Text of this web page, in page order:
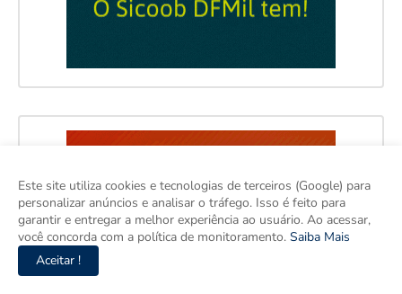
Este site utiliza cookies e tecnologias de terceiros (Google) para
personalizar anúncios e analisar o tráfego. Isso é feito para
garantir e entregar a melhor experiência ao usuário. Ao acessar,
você concorda com a política de monitoramento. Saiba Mais
Aceitar !